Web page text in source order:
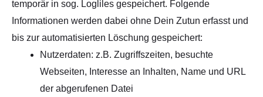
temporär in sog. Logliles gespeichert. Folgende
Informationen werden dabei ohne Dein Zutun erfasst und
bis zur automatisierten Löschung gespeichert:
Nutzerdaten: z.B. Zugriffszeiten, besuchte
Webseiten, Interesse an Inhalten, Name und URL
der abgerufenen Datei